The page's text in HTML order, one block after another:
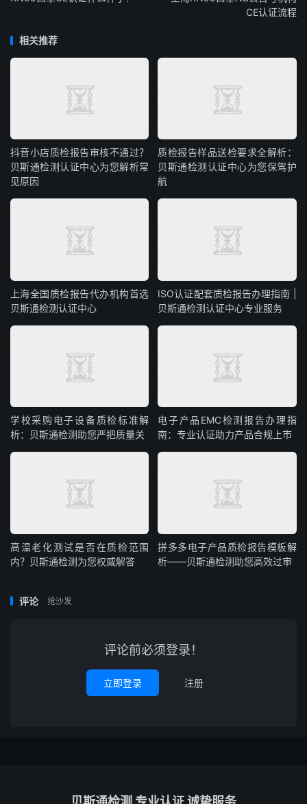
CE认证流程
相关推荐
抖音小店质检报告审核不通过？
贝斯通检测认证中心为您解析常
见原因
质检报告样品送检要求全解析：
贝斯通检测认证中心为您保驾护
航
上海全国质检报告代办机构首选
贝斯通检测认证中心
ISO认证配套质检报告办理指南 |
贝斯通检测认证中心专业服务
学校采购电子设备质检标准解
析：贝斯通检测助您严把质量关
电子产品EMC检测报告办理指
南：专业认证助力产品合规上市
高温老化测试是否在质检范围
内？贝斯通检测为您权威解答
拼多多电子产品质检报告模板解
析——贝斯通检测助您高效过审
评论 抢沙发
评论前必须登录！
立即登录 注册